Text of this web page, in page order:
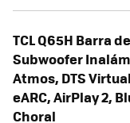
TCL Q65H Barra
Subwoofer
Atmos, DTS
eARC, AirPlay 2,
Choral